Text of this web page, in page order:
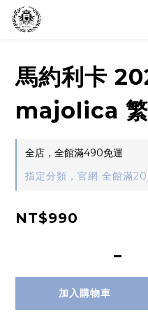
馬約利卡
majolica 繁
全店，全館滿490免運
指定分類，官網 全館滿
NT$990
加入購物車